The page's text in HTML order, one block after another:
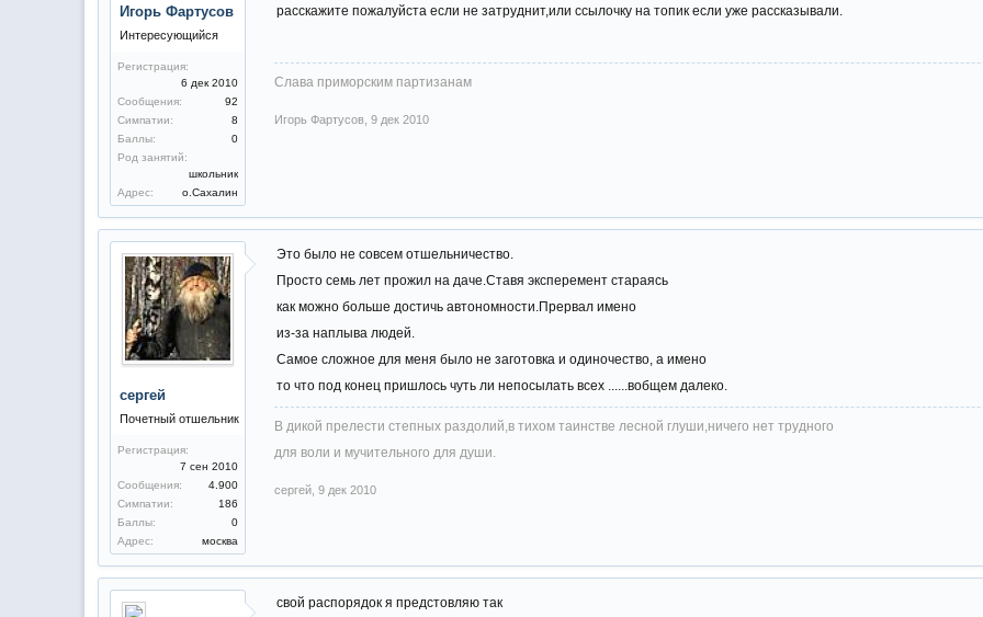
Игорь Фартусов
Интересующийся
Регистрация:
6 дек 2010
Сообщения:
92
Симпатии:
8
Баллы:
0
Род занятий:
школьник
Адрес:
о.Сахалин
расскажите пожалуйста если не затруднит,или ссылочку на топик если уже рассказывали.
Слава приморским партизанам
Игорь Фартусов 9 дек 2010
сергей
Почетный отшельник
Регистрация:
7 сен 2010
Сообщения:
4.900
Симпатии:
186
Баллы:
0
Адрес:
москва
Это было не совсем отшельничество.
Просто семь лет прожил на даче.Ставя эксперемент стараясь
как можно больше достичь автономности.Прервал имено
из-за наплыва людей.
Самое сложное для меня было не заготовка и одиночество, а имено
то что под конец пришлось чуть ли непосылать всех ......вобщем далеко.
В дикой прелести степных раздолий,в тихом таинстве лесной глуши,ничего нет трудного
для воли и мучительного для души.
сергей 9 дек 2010
свой распорядок я предстовляю так